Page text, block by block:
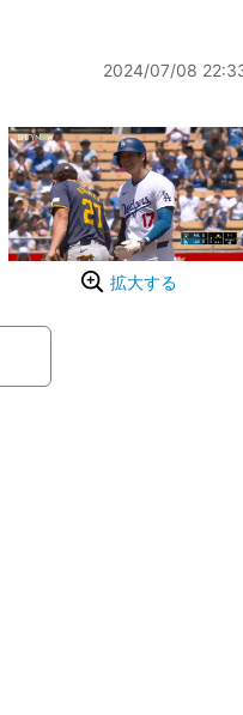
2024/07/08
拡大する